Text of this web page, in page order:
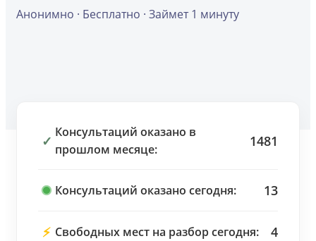
Анонимно · Бесплатно · Займет 1 минуту
✓
Консультаций оказано в
прошлом месяце:
1481
Консультаций оказано сегодня: 13
⚡ Свободных мест на разбор сегодня: 4